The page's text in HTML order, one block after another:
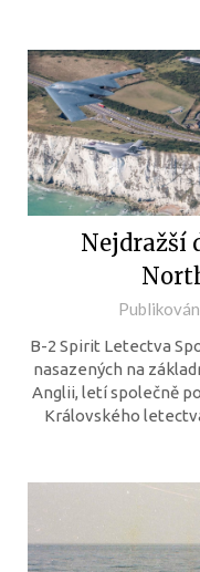
Nejdražší
B-2 Spirit Letectva
nasazených na
Anglii, letí společně
Královského